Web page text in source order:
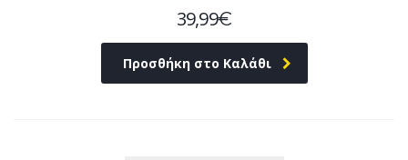
39,99€
Προσθήκη στο Καλάθι